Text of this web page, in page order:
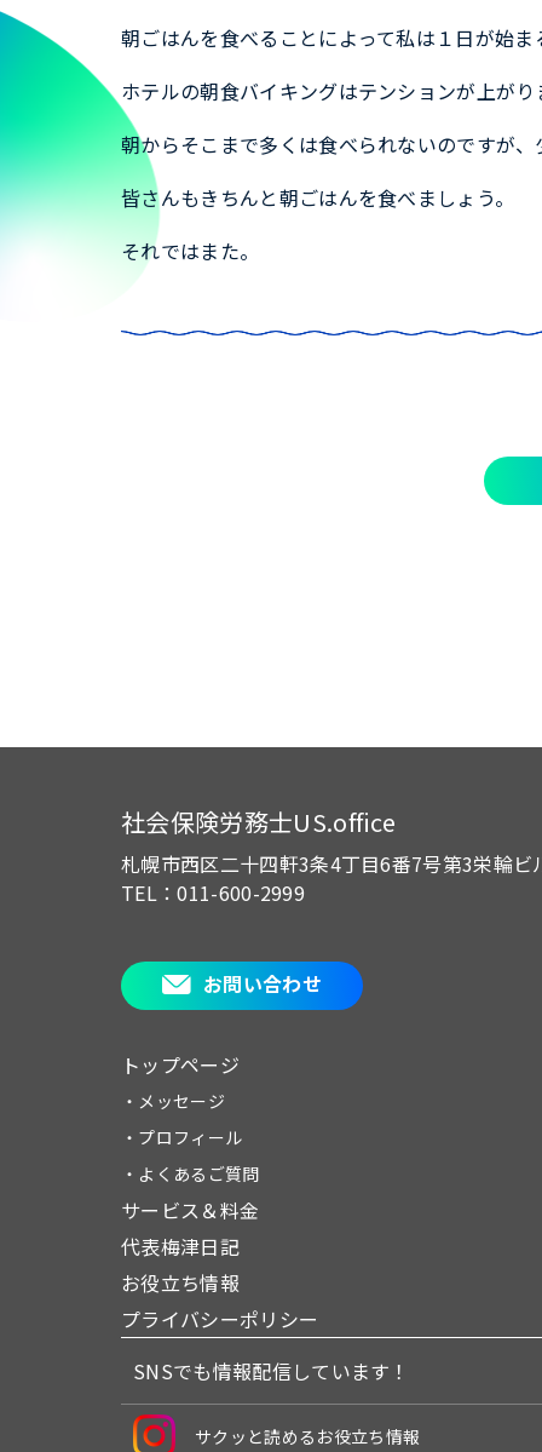
朝ごはんを食べることによって私は１日が始
ホテルの朝食バイキングはテンションが上が
朝からそこまで多くは食べられないのですが
皆さんもきちんと朝ごはんを食べましょう。
それではまた。
社会保険労務士US.office
札幌市西区二十四軒3条4丁目6番7号第3栄輪ビ
TEL：011-600-2999
お問い合わせ
トップページ
・メッセージ
・プロフィール
・よくあるご質問
サービス＆料金
代表梅津日記
お役立ち情報
プライバシーポリシー
SNSでも情報配信しています！
サクッと読めるお役立ち情報